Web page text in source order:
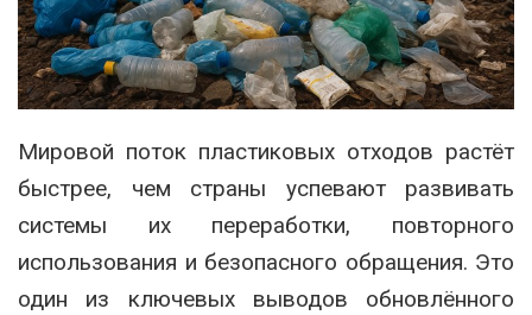
Мировой поток пластиковых отходов растёт
быстрее, чем страны успевают развивать
системы их переработки, повторного
использования и безопасного обращения. Это
один из ключевых выводов обновлённого